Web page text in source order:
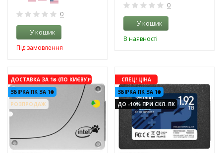
0
У кошик
Під замовлення
0
У кошик
В наявності
ДОСТАВКА ЗА 1₴ (ПО КИЄВУ)
ЗБІРКА ПК ЗА 1₴
РОЗПРОДАЖ
-3%
СПЕЦ! ЦІНА
ЗБІРКА ПК ЗА 1₴
ДО -10% ПРИ СКЛ. ПК